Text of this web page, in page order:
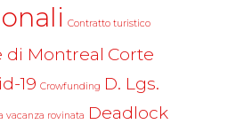
Contratto turistico
di Montreal Corte
19 Crowfunding D. Lgs.
vacanza rovinata Deadlock